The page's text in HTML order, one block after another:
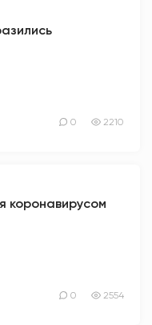
0 2210
коронавирусом
0 2554